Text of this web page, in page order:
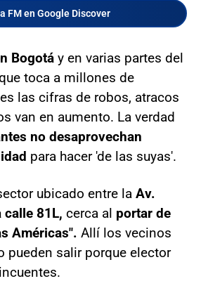
FM en Google Discover
Bogotá y en varias partes del
toca a millones de
las cifras de robos, atracos
van en aumento. La verdad
no desaprovechan
para hacer 'de las suyas'.
ubicado entre la Av.
81L, cerca al portar de
Américas". Allí los vecinos
pueden salir porque elector